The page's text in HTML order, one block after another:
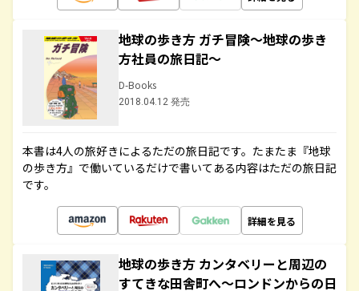
地球の歩き方 ガチ冒険～地球の歩き
方社員の旅日記～
D-Books
2018.04.12 発売
本書は4人の旅好きによるただの旅日記です。たまたま『地球
の歩き方』で働いているだけで書いてある内容はただの旅日記
です。
詳細を見る
地球の歩き方 カンタベリーと周辺の
すてきな田舎町へ～ロンドンからの日